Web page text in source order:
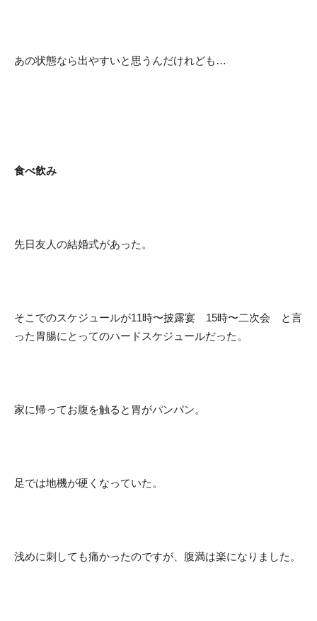
あの状態なら出やすいと思うんだけれども…
食べ飲み
先日友人の結婚式があった。
そこでのスケジュールが11時〜披露宴 15時〜二次会 と言
った胃腸にとってのハードスケジュールだった。
家に帰ってお腹を触ると胃がパンパン。
足では地機が硬くなっていた。
浅めに刺しても痛かったのですが、腹満は楽になりました。